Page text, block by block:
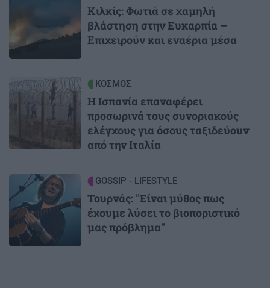
Κιλκίς: Φωτιά σε χαμηλή
βλάστηση στην Ευκαρπία –
Επιχειρούν και εναέρια μέσα
Image ΚΟΣΜΟΣ
Η Ισπανία επαναφέρει
προσωρινά τους συνοριακούς
ελέγχους για όσους ταξιδεύουν
από την Ιταλία
Image GOSSIP - LIFESTYLE
Τουρνάς: "Είναι μύθος πως
έχουμε λύσει το βιοποριστικό
μας πρόβλημα"